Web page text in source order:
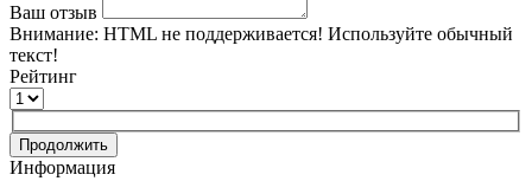
Ваш отзыв
Внимание: HTML не поддерживается! Используйте обычный
текст!
Рейтинг
Продолжить
Информация